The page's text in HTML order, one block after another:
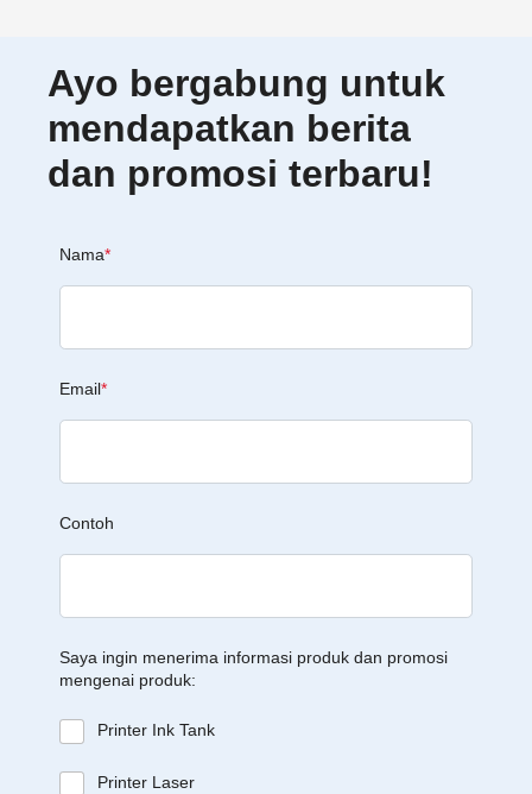
Ayo bergabung untuk
mendapatkan berita
dan promosi terbaru!
Nama*
Email*
Contoh
Saya ingin menerima informasi produk dan promosi
mengenai produk:
Printer Ink Tank
Printer Laser